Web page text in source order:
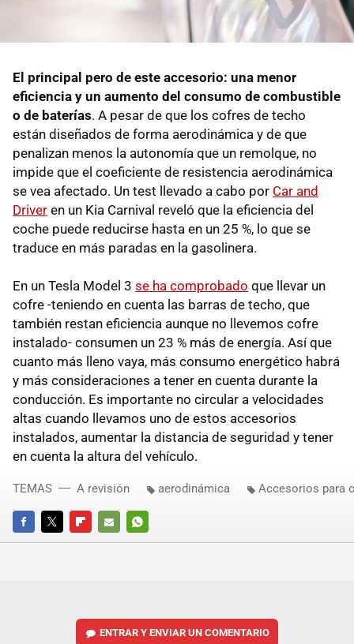
El principal pero de este accesorio: una menor
eficiencia y un aumento del consumo de combustible
o de baterías. A pesar de que los cofres de techo
están diseñados de forma aerodinámica y de que
penalizan menos la autonomía que un remolque, no
impide que el coeficiente de resistencia aerodinámica
se vea afectado. Un test llevado a cabo por Car and
Driver en un Kia Carnival reveló que la eficiencia del
coche puede reducirse hasta en un 25 %, lo que se
traduce en más paradas en la gasolinera.
En un Tesla Model 3 se ha comprobado que llevar un
cofre -teniendo en cuenta las barras de techo, que
también restan eficiencia aunque no llevemos cofre
instalado- consumen un 23 % más de energía. Así que
cuanto más lleno vaya, más consumo energético habrá
y más consideraciones a tener en cuenta durante la
conducción. Es importante no circular a velocidades
altas cuando llevamos uno de estos accesorios
instalados, aumentar la distancia de seguridad y tener
en cuenta la altura del vehículo.
FACEBOOKTWITTERFLIPBOARD
E-
WHATSAPP
TEMAS A revisión aerodinámica Accesorios para
ENTRAR Y ENVIAR UN COMENTARIO